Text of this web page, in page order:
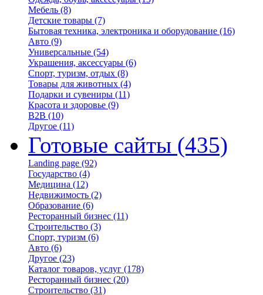
Мебель (8)
Детские товары (7)
Бытовая техника, электроника и оборудование (16)
Авто (9)
Универсальные (54)
Украшения, аксессуары (6)
Спорт, туризм, отдых (8)
Товары для животных (4)
Подарки и сувениры (11)
Красота и здоровье (9)
B2B (10)
Другое (11)
Готовые сайты (435)
Landing page (92)
Государство (4)
Медицина (12)
Недвижимость (2)
Образование (6)
Ресторанный бизнес (11)
Строительство (3)
Спорт, туризм (6)
Авто (6)
Другое (23)
Каталог товаров, услуг (178)
Ресторанный бизнес (20)
Строительство (31)